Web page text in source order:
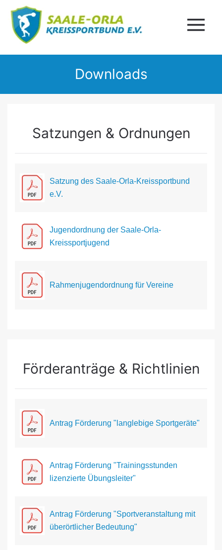
Downloads
Satzungen & Ordnungen
Satzung des Saale-Orla-Kreissportbund
e.V.
Jugendordnung der Saale-Orla-
Kreissportjugend
Rahmenjugendordnung für Vereine
Förderanträge & Richtlinien
Antrag Förderung "langlebige Sportgeräte"
Antrag Förderung "Trainingsstunden
lizenzierte Übungsleiter"
Antrag Förderung "Sportveranstaltung mit
überörtlicher Bedeutung"